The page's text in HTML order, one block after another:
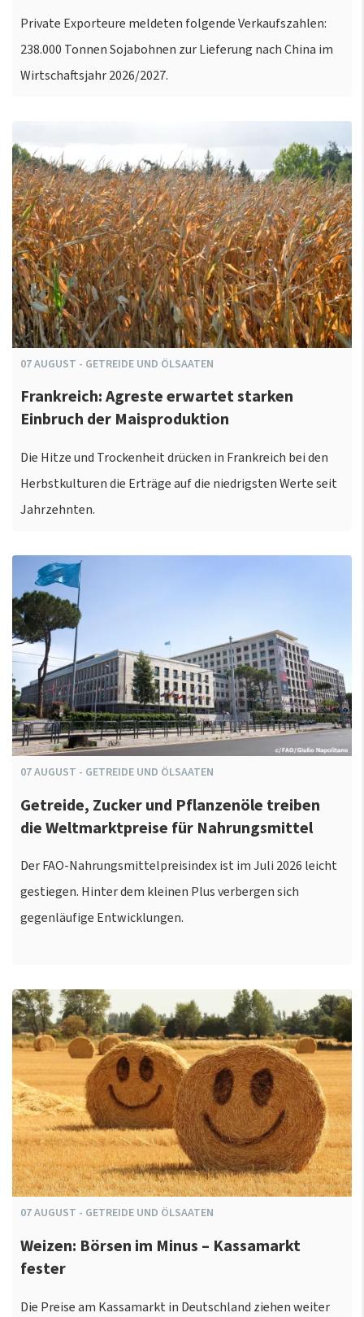
Private Exporteure meldeten folgende Verkaufszahlen:
238.000 Tonnen Sojabohnen zur Lieferung nach China im
Wirtschaftsjahr 2026/2027.
07AUGUST - GETREIDE UND ÖLSAATEN
Frankreich: Agreste erwartet starken
Einbruch der Maisproduktion
Die Hitze und Trockenheit drücken in Frankreich bei den
Herbstkulturen die Erträge auf die niedrigsten Werte seit
Jahrzehnten.
07AUGUST - GETREIDE UND ÖLSAATEN
Getreide, Zucker und Pflanzenöle treiben
die Weltmarktpreise für Nahrungsmittel
Der FAO-Nahrungsmittelpreisindex ist im Juli 2026 leicht
gestiegen. Hinter dem kleinen Plus verbergen sich
gegenläufige Entwicklungen.
07AUGUST - GETREIDE UND ÖLSAATEN
Weizen: Börsen im Minus – Kassamarkt
fester
Die Preise am Kassamarkt in Deutschland ziehen weiter